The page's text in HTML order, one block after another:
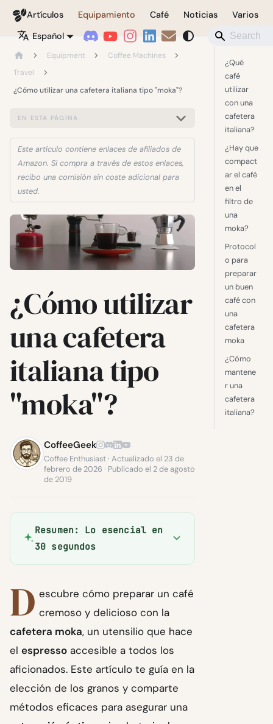
Coffeegeek
Artículos Equipamiento Café Noticias
Varios
Español
Equipment
Coffee Machines
Travel
¿Cómo utilizar una cafetera italiana tipo "moka"?
EN ESTA PÁGINA
Este artículo contiene enlaces de afiliados de
Amazon. Si compra a través de estos enlaces,
recibo una comisión sin coste adicional para
usted.
¿Cómo utilizar
una cafetera
italiana tipo
"moka"?
CoffeeGeek
Coffee Enthusiast · Actualizado el 23 de
febrero de 2026 · Publicado el 2 de agosto
de 2019
Resumen: Lo esencial en
30 segundos
D escubre cómo preparar un café
cremoso y delicioso con la
cafetera moka, un utensilio que hace
el espresso accesible a todos los
aficionados. Este artículo te guía en la
elección de los granos y comparte
métodos eficaces para asegurar una
¿Qué
café
utilizar
con una
cafetera
italiana?
¿Hay que
compact
ar el café
en el
filtro de
una
moka?
Protocol
o para
preparar
un buen
café con
una
cafetera
moka
¿Cómo
mantene
r una
cafetera
italiana?